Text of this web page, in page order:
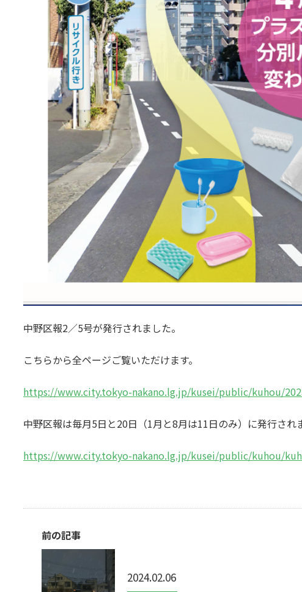
中野区報2／5号が発行されました。
こちらから全ページご覧いただけます。
https://www.city.tokyo-nakano.lg.jp/kusei/public/kuhou/
中野区報は毎月5日と20日（1月と8月は11日のみ）に発行され
https://www.city.tokyo-nakano.lg.jp/kusei/public/kuhou/
前の記事
2024.02.06